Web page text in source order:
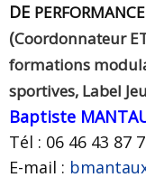
DE
(Coordonnateur
formations
sportives, Label
Baptiste
Tél : 06 46 43 87
E-mail :